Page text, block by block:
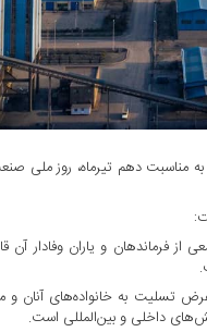
مناسبت دهم تیرماه، روز ملی
فرماندهان و یاران وفادار آن
تسلیت به خانواده‌های آنان
داخلی و بین‌المللی است.